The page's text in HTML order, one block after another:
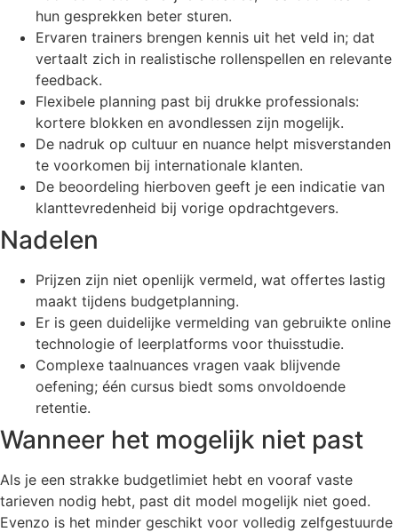
hun gesprekken beter sturen.
Ervaren trainers brengen kennis uit het veld in; dat
vertaalt zich in realistische rollenspellen en relevante
feedback.
Flexibele planning past bij drukke professionals:
kortere blokken en avondlessen zijn mogelijk.
De nadruk op cultuur en nuance helpt misverstanden
te voorkomen bij internationale klanten.
De beoordeling hierboven geeft je een indicatie van
klanttevredenheid bij vorige opdrachtgevers.
Nadelen
Prijzen zijn niet openlijk vermeld, wat offertes lastig
maakt tijdens budgetplanning.
Er is geen duidelijke vermelding van gebruikte online
technologie of leerplatforms voor thuisstudie.
Complexe taalnuances vragen vaak blijvende
oefening; één cursus biedt soms onvoldoende
retentie.
Wanneer het mogelijk niet past
Als je een strakke budgetlimiet hebt en vooraf vaste
tarieven nodig hebt, past dit model mogelijk niet goed.
Evenzo is het minder geschikt voor volledig zelfgestuurde